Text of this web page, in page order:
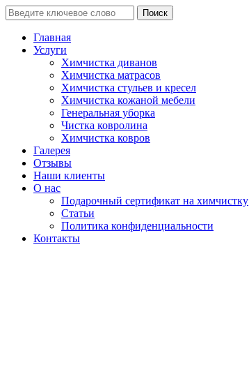
Поиск
Главная
Услуги
Химчистка диванов
Химчистка матрасов
Химчистка стульев и кресел
Химчистка кожаной мебели
Генеральная уборка
Чистка ковролина
Химчистка ковров
Галерея
Отзывы
Наши клиенты
О нас
Подарочный сертификат на химчистку
Статьи
Политика конфиденциальности
Контакты